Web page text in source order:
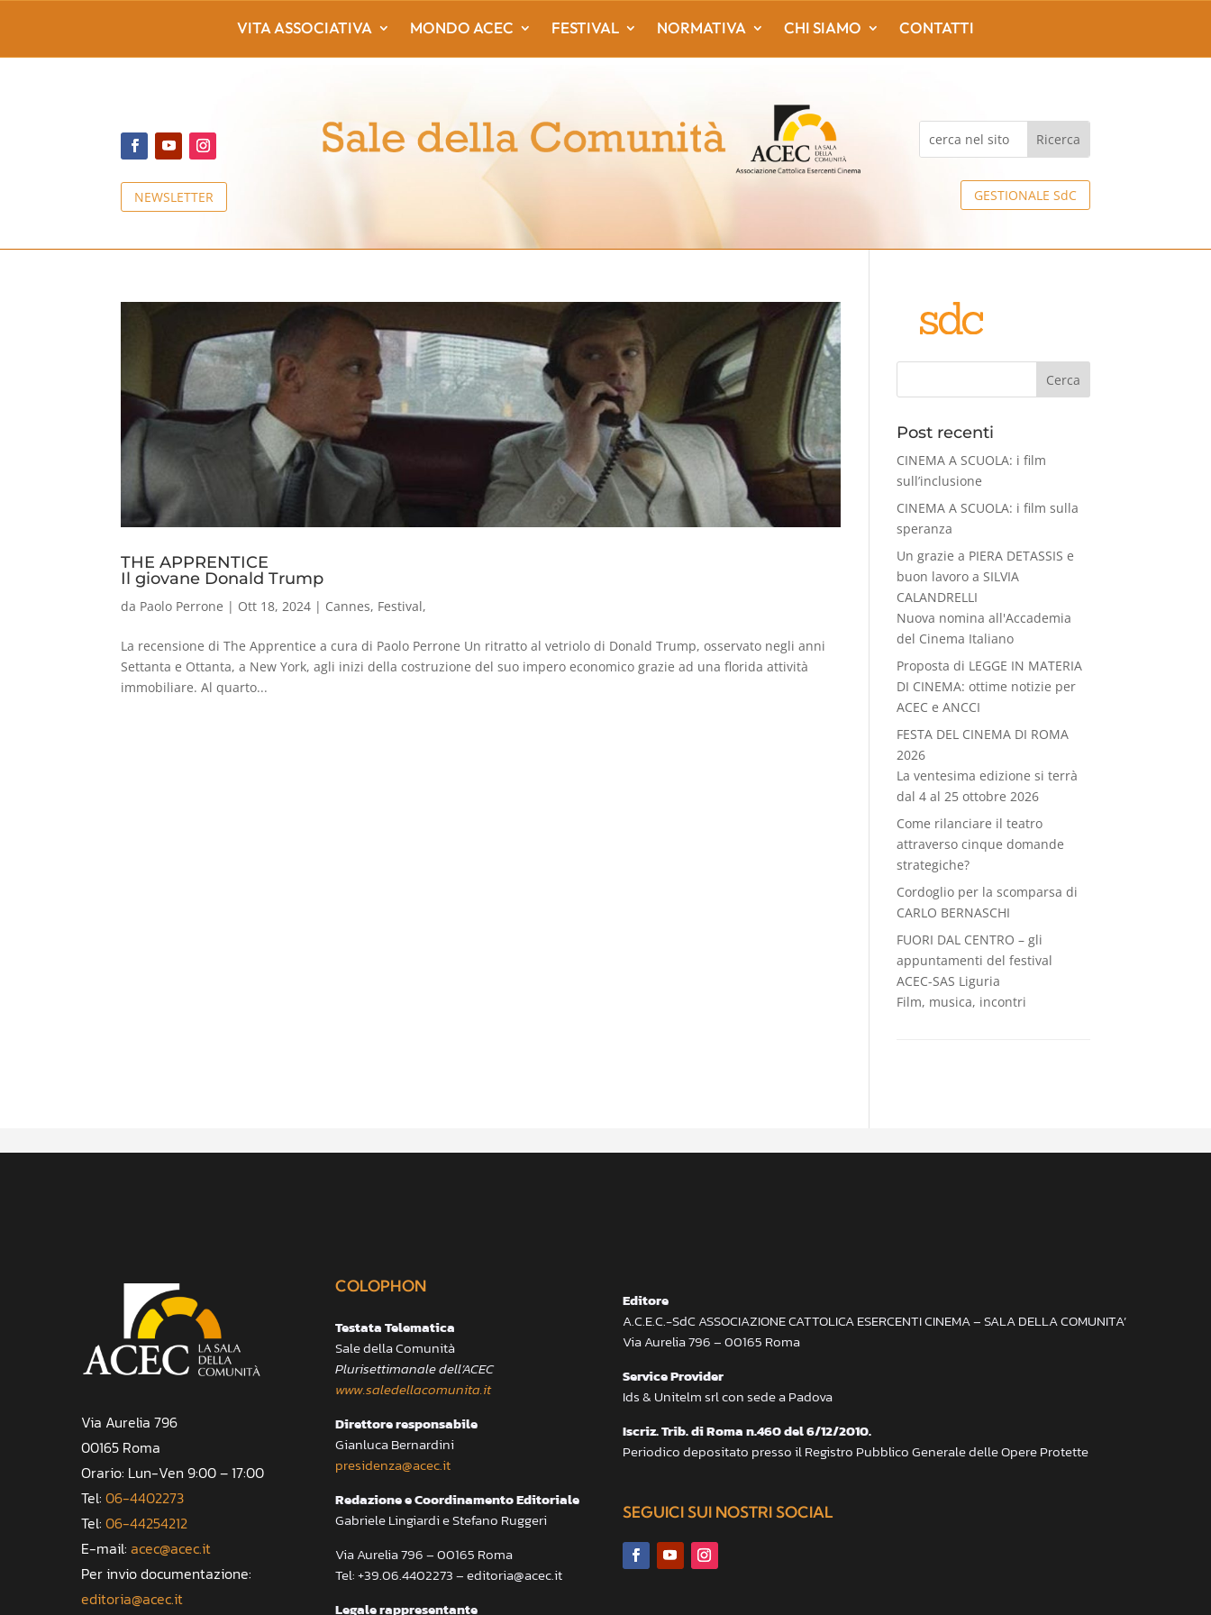
NEWSLETTER GESTIONALE SdC
VITA ASSOCIATIVA MONDO ACEC FESTIVAL NORMATIVA CHI SIAMO CONTATTI
THE APPRENTICE
Il giovane Donald Trump
da Paolo Perrone | Ott 18, 2024 | Cannes, Festival,
La recensione di The Apprentice a cura di Paolo Perrone Un ritratto al vetriolo di Donald Trump, osservato negli anni
Settanta e Ottanta, a New York, agli inizi della costruzione del suo impero economico grazie ad una florida attività
immobiliare. Al quarto...
Cerca
Post recenti
CINEMA A SCUOLA: i film
sull’inclusione
CINEMA A SCUOLA: i film sulla
speranza
Un grazie a PIERA DETASSIS e
buon lavoro a SILVIA
CALANDRELLI
Nuova nomina all'Accademia
del Cinema Italiano
Proposta di LEGGE IN MATERIA
DI CINEMA: ottime notizie per
ACEC e ANCCI
FESTA DEL CINEMA DI ROMA
2026
La ventesima edizione si terrà
dal 4 al 25 ottobre 2026
Come rilanciare il teatro
attraverso cinque domande
strategiche?
Cordoglio per la scomparsa di
CARLO BERNASCHI
FUORI DAL CENTRO – gli
appuntamenti del festival
ACEC-SAS Liguria
Film, musica, incontri
Via Aurelia 796
00165 Roma
Orario: Lun-Ven 9:00 – 17:00
Tel: 06-4402273
Tel: 06-44254212
E-mail: acec@acec.it
Per invio documentazione:
editoria@acec.it
COLOPHON
Testata Telematica
Sale della Comunità
Plurisettimanale dell’ACEC
www.saledellacomunita.it
Direttore responsabile
Gianluca Bernardini
presidenza@acec.it
Redazione e Coordinamento Editoriale
Gabriele Lingiardi e Stefano Ruggeri
Via Aurelia 796 – 00165 Roma
Tel: +39.06.4402273 – editoria@acec.it
Legale rappresentante
Editore
A.C.E.C.-SdC ASSOCIAZIONE CATTOLICA ESERCENTI CINEMA – SALA DELLA COMUNITA’
Via Aurelia 796 – 00165 Roma
Service Provider
Ids & Unitelm srl con sede a Padova
Iscriz. Trib. di Roma n.460 del 6/12/2010.
Periodico depositato presso il Registro Pubblico Generale delle Opere Protette
SEGUICI SUI NOSTRI SOCIAL